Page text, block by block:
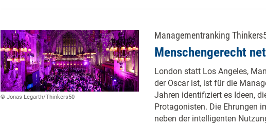
© Jonas Legarth/Thinkers50
Managementranking
Menschengerecht
London statt Los Angeles,
der Oscar ist, ist für die
Jahren identifiziert es Ideen,
Protagonisten. Die Ehrungen
neben der intelligenten